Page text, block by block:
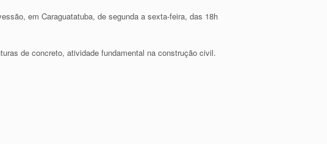
em Caraguatatuba, de segunda a sexta-feira, das 18h
de concreto, atividade fundamental na construção civil.